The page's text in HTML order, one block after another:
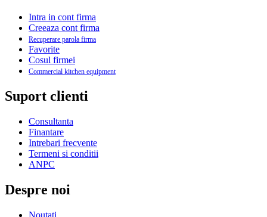
Intra in cont firma
Creeaza cont firma
Recuperare parola firma
Favorite
Cosul firmei
Commercial kitchen equipment
Suport clienti
Consultanta
Finantare
Intrebari frecvente
Termeni si conditii
ANPC
Despre noi
Noutati